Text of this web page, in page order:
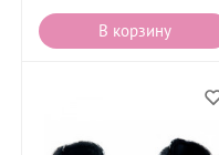
В корзину